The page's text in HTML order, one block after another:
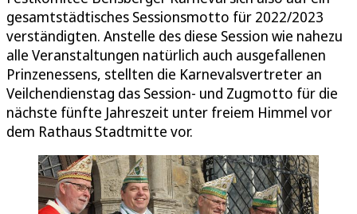
gesamtstädtisches Sessionsmotto für 2022/2023
verständigten. Anstelle des diese Session wie nahezu
alle Veranstaltungen natürlich auch ausgefallenen
Prinzenessens, stellten die Karnevalsvertreter an
Veilchendienstag das Session- und Zugmotto für die
nächste fünfte Jahreszeit unter freiem Himmel vor
dem Rathaus Stadtmitte vor.